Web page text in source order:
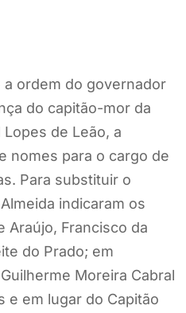
ordem do governador
do capitão-mor da
de Leão, a
nomes para o cargo de
Para substituir o
indicaram os
Araújo, Francisco da
do Prado; em
Moreira Cabral
e em lugar do Capitão